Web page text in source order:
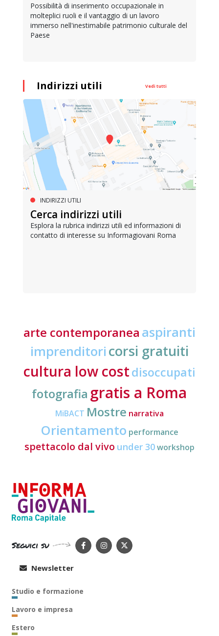
Possibilità di inserimento occupazionale in
molteplici ruoli e il vantaggio di un lavoro
immerso nell'inestimabile patrimonio culturale del
Paese
Indirizzi utili Vedi tutti
INDIRIZZI UTILI
Cerca indirizzi utili
Esplora la rubrica indirizzi utili ed informazioni di
contatto di interesse su Informagiovani Roma
arte contemporanea aspiranti
imprenditori corsi gratuiti
cultura low costdisoccupati
fotografia gratis a Roma
MiBACT Mostre narrativa
Orientamento performance
spettacolo dal vivo under 30workshop
Seguici su
Newsletter
Studio e formazione
Lavoro e impresa
Estero